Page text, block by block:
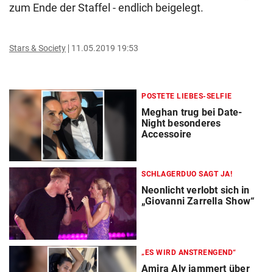
zum Ende der Staffel - endlich beigelegt.
Stars & Society 11.05.2019 19:53
POSTETE LIEBES-SELFIE
Meghan trug bei Date-
Night besonderes
Accessoire
SCHLAGERDUO SAGT JA!
Neonlicht verlobt sich in
„Giovanni Zarrella Show“
„ES WIRD ANSTRENGEND“
Amira Aly jammert über